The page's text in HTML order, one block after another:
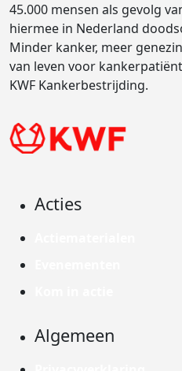
45.000 mensen als gevolg
hiermee in Nederland
Minder kanker, meer
van leven voor
KWF Kankerbestrijding.
Acties
Algemeen